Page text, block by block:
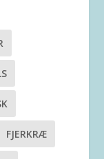
FJERKRÆ